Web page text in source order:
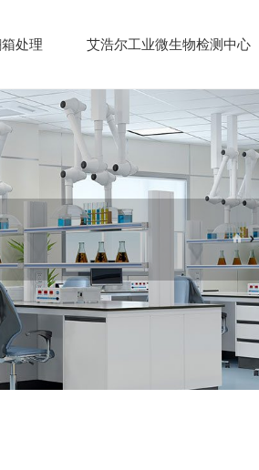
处理 艾浩尔工业微生物检测中心
首
页